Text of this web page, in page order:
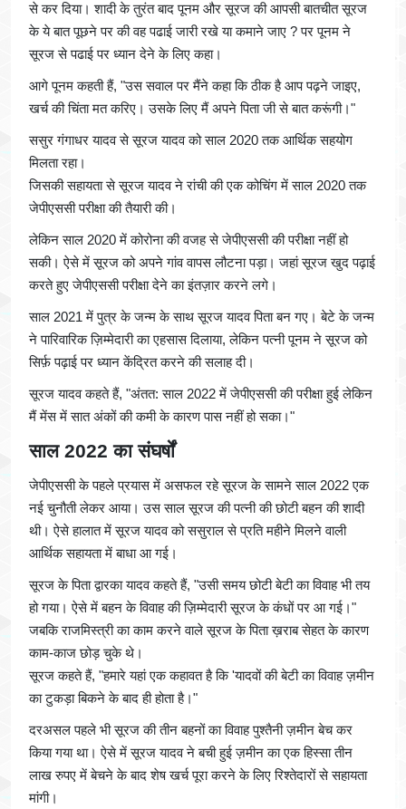
से कर दिया। शादी के तुरंत बाद पूनम और सूरज की आपसी बातचीत सूरज
के ये बात पूछने पर की वह पढाई जारी रखे या कमाने जाए ? पर पूनम ने
सूरज से पढाई पर ध्यान देने के लिए कहा।
आगे पूनम कहती हैं, "उस सवाल पर मैंने कहा कि ठीक है आप पढ़ने जाइए,
खर्च की चिंता मत करिए। उसके लिए मैं अपने पिता जी से बात करूंगी।"
ससुर गंगाधर यादव से सूरज यादव को साल 2020 तक आर्थिक सहयोग
मिलता रहा।
जिसकी सहायता से सूरज यादव ने रांची की एक कोचिंग में साल 2020 तक
जेपीएससी परीक्षा की तैयारी की।
लेकिन साल 2020 में कोरोना की वजह से जेपीएससी की परीक्षा नहीं हो
सकी। ऐसे में सूरज को अपने गांव वापस लौटना पड़ा। जहां सूरज खुद पढ़ाई
करते हुए जेपीएससी परीक्षा देने का इंतज़ार करने लगे।
साल 2021 में पुत्र के जन्म के साथ सूरज यादव पिता बन गए। बेटे के जन्म
ने पारिवारिक ज़िम्मेदारी का एहसास दिलाया, लेकिन पत्नी पूनम ने सूरज को
सिर्फ़ पढ़ाई पर ध्यान केंद्रित करने की सलाह दी।
सूरज यादव कहते हैं, "अंतत: साल 2022 में जेपीएससी की परीक्षा हुई लेकिन
मैं मेंस में सात अंकों की कमी के कारण पास नहीं हो सका।"
साल 2022 का संघर्षों
जेपीएससी के पहले प्रयास में असफल रहे सूरज के सामने साल 2022 एक
नई चुनौती लेकर आया। उस साल सूरज की पत्नी की छोटी बहन की शादी
थी। ऐसे हालात में सूरज यादव को ससुराल से प्रति महीने मिलने वाली
आर्थिक सहायता में बाधा आ गई।
सूरज के पिता द्वारका यादव कहते हैं, "उसी समय छोटी बेटी का विवाह भी तय
हो गया। ऐसे में बहन के विवाह की ज़िम्मेदारी सूरज के कंधों पर आ गई।"
जबकि राजमिस्त्री का काम करने वाले सूरज के पिता ख़राब सेहत के कारण
काम-काज छोड़ चुके थे।
सूरज कहते हैं, "हमारे यहां एक कहावत है कि 'यादवों की बेटी का विवाह ज़मीन
का टुकड़ा बिकने के बाद ही होता है।"
दरअसल पहले भी सूरज की तीन बहनों का विवाह पुश्तैनी ज़मीन बेच कर
किया गया था। ऐसे में सूरज यादव ने बची हुई ज़मीन का एक हिस्सा तीन
लाख रुपए में बेचने के बाद शेष खर्च पूरा करने के लिए रिश्तेदारों से सहायता
मांगी।